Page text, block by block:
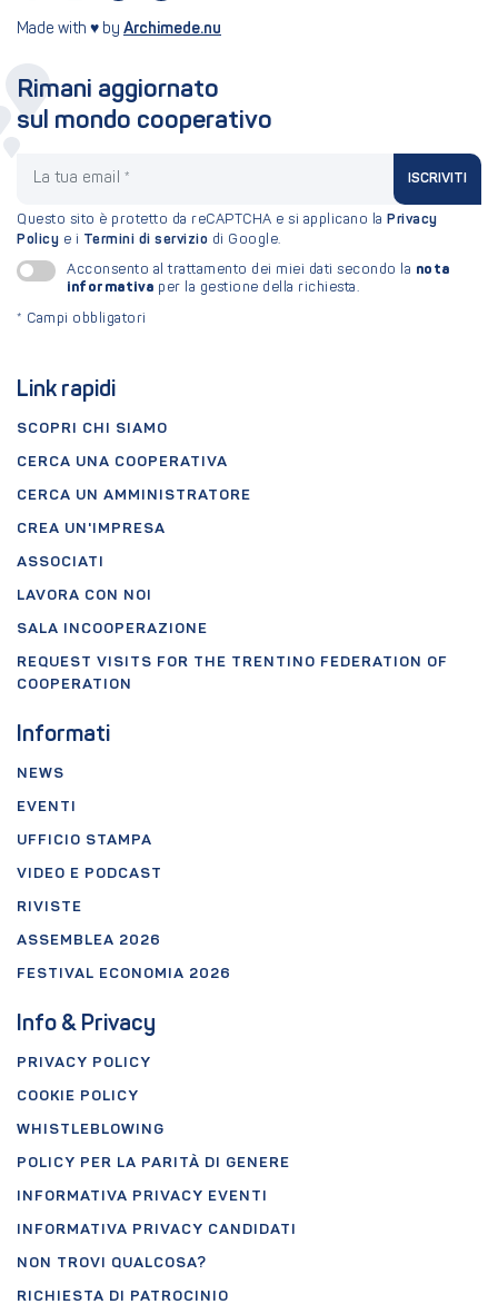
Made with ♥ by Archimede.nu
Link rapidi
SCOPRI CHI SIAMO
CERCA UNA COOPERATIVA
CERCA UN AMMINISTRATORE
CREA UN'IMPRESA
ASSOCIATI
LAVORA CON NOI
SALA INCOOPERAZIONE
REQUEST VISITS FOR THE TRENTINO FEDERATION OF
COOPERATION
Informati
NEWS
EVENTI
UFFICIO STAMPA
VIDEO E PODCAST
RIVISTE
ASSEMBLEA 2026
FESTIVAL ECONOMIA 2026
Info & Privacy
PRIVACY POLICY
COOKIE POLICY
WHISTLEBLOWING
POLICY PER LA PARITÀ DI GENERE
INFORMATIVA PRIVACY EVENTI
INFORMATIVA PRIVACY CANDIDATI
NON TROVI QUALCOSA?
RICHIESTA DI PATROCINIO
Rimani aggiornato
sul mondo cooperativo
ISCRIVITI
Questo sito è protetto da reCAPTCHA e si applicano la Privacy
Policy e i Termini di servizio di Google.
Acconsento al trattamento dei miei dati secondo la nota
informativa per la gestione della richiesta.
* Campi obbligatori